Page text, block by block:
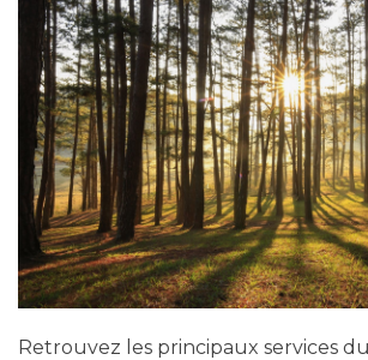
Retrouvez les principaux services